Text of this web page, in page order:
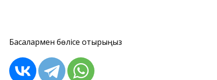
Басқалармен бөлісе отырыңыз